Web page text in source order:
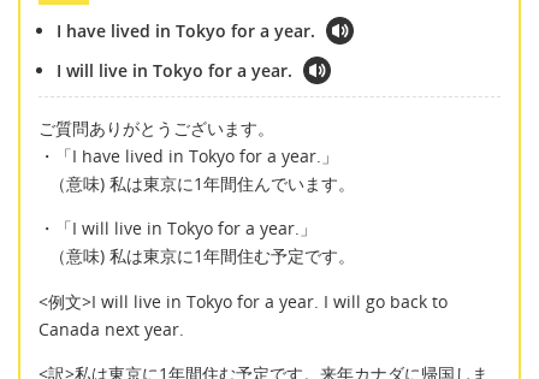
I have lived in Tokyo for a year.
I will live in Tokyo for a year.
ご質問ありがとうございます。
・「I have lived in Tokyo for a year.」
（意味) 私は東京に1年間住んでいます。
・「I will live in Tokyo for a year.」
（意味) 私は東京に1年間住む予定です。
<例文>I will live in Tokyo for a year. I will go back to
Canada next year.
<訳>私は東京に1年間住む予定です。来年カナダに帰国しま